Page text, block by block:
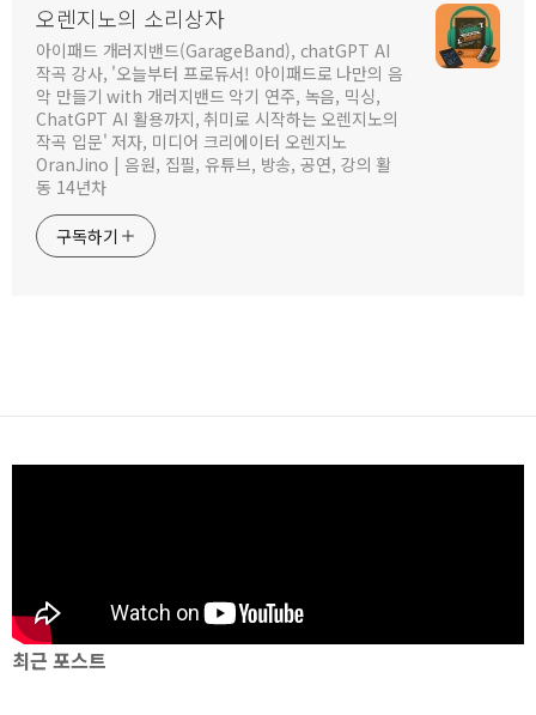
오렌지노의 소리상자
아이패드 개러지밴드(GarageBand), chatGPT AI
작곡 강사, '오늘부터 프로듀서! 아이패드로 나만의 음
악 만들기 with 개러지밴드 악기 연주, 녹음, 믹싱,
ChatGPT AI 활용까지, 취미로 시작하는 오렌지노의
작곡 입문' 저자, 미디어 크리에이터 오렌지노
OranJino | 음원, 집필, 유튜브, 방송, 공연, 강의 활
동 14년차
구독하기
최근 포스트